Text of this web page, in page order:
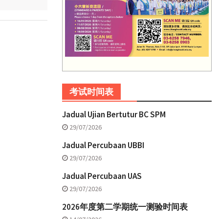
考试时间表
Jadual Ujian Bertutur BC SPM
29/07/2026
Jadual Percubaan UBBI
29/07/2026
Jadual Percubaan UAS
29/07/2026
2026年度第二学期统一测验时间表